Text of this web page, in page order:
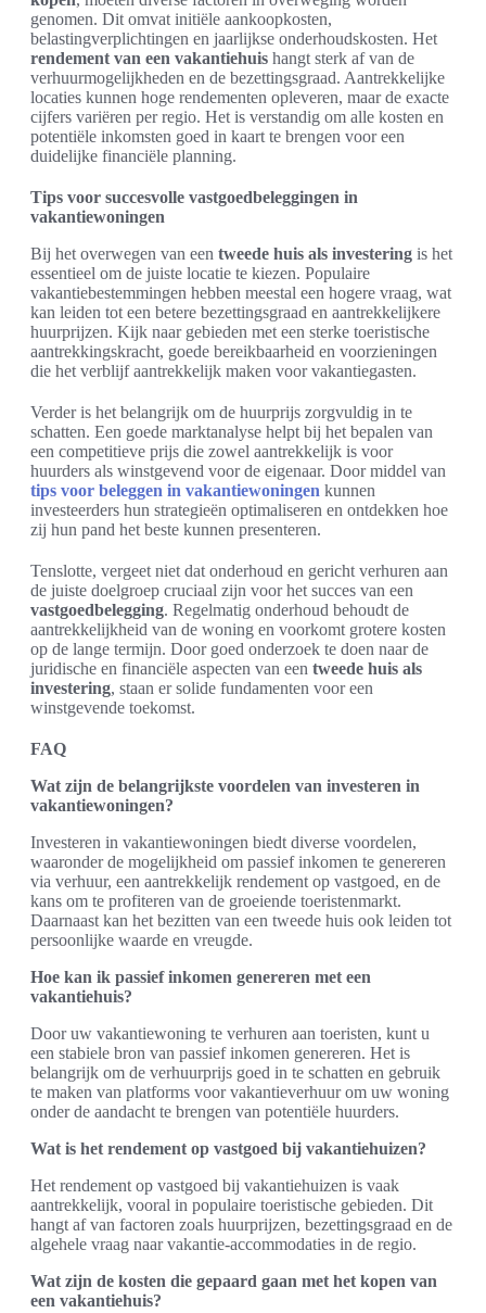
genomen. Dit omvat initiële aankoopkosten,
belastingverplichtingen en jaarlijkse onderhoudskosten. Het
rendement van een vakantiehuis hangt sterk af van de
verhuurmogelijkheden en de bezettingsgraad. Aantrekkelijke
locaties kunnen hoge rendementen opleveren, maar de exacte
cijfers variëren per regio. Het is verstandig om alle kosten en
potentiële inkomsten goed in kaart te brengen voor een
duidelijke financiële planning.
Tips voor succesvolle vastgoedbeleggingen in
vakantiewoningen
Bij het overwegen van een tweede huis als investering is het
essentieel om de juiste locatie te kiezen. Populaire
vakantiebestemmingen hebben meestal een hogere vraag, wat
kan leiden tot een betere bezettingsgraad en aantrekkelijkere
huurprijzen. Kijk naar gebieden met een sterke toeristische
aantrekkingskracht, goede bereikbaarheid en voorzieningen
die het verblijf aantrekkelijk maken voor vakantiegasten.
Verder is het belangrijk om de huurprijs zorgvuldig in te
schatten. Een goede marktanalyse helpt bij het bepalen van
een competitieve prijs die zowel aantrekkelijk is voor
huurders als winstgevend voor de eigenaar. Door middel van
tips voor beleggen in vakantiewoningen kunnen
investeerders hun strategieën optimaliseren en ontdekken hoe
zij hun pand het beste kunnen presenteren.
Tenslotte, vergeet niet dat onderhoud en gericht verhuren aan
de juiste doelgroep cruciaal zijn voor het succes van een
vastgoedbelegging. Regelmatig onderhoud behoudt de
aantrekkelijkheid van de woning en voorkomt grotere kosten
op de lange termijn. Door goed onderzoek te doen naar de
juridische en financiële aspecten van een tweede huis als
investering, staan er solide fundamenten voor een
winstgevende toekomst.
FAQ
Wat zijn de belangrijkste voordelen van investeren in
vakantiewoningen?
Investeren in vakantiewoningen biedt diverse voordelen,
waaronder de mogelijkheid om passief inkomen te genereren
via verhuur, een aantrekkelijk rendement op vastgoed, en de
kans om te profiteren van de groeiende toeristenmarkt.
Daarnaast kan het bezitten van een tweede huis ook leiden tot
persoonlijke waarde en vreugde.
Hoe kan ik passief inkomen genereren met een
vakantiehuis?
Door uw vakantiewoning te verhuren aan toeristen, kunt u
een stabiele bron van passief inkomen genereren. Het is
belangrijk om de verhuurprijs goed in te schatten en gebruik
te maken van platforms voor vakantieverhuur om uw woning
onder de aandacht te brengen van potentiële huurders.
Wat is het rendement op vastgoed bij vakantiehuizen?
Het rendement op vastgoed bij vakantiehuizen is vaak
aantrekkelijk, vooral in populaire toeristische gebieden. Dit
hangt af van factoren zoals huurprijzen, bezettingsgraad en de
algehele vraag naar vakantie-accommodaties in de regio.
Wat zijn de kosten die gepaard gaan met het kopen van
een vakantiehuis?